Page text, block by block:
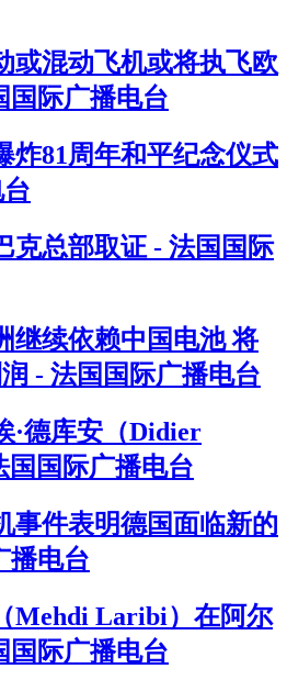
或混动飞机或将执飞欧
国际广播电台
炸81周年和平纪念仪式
克总部取证 - 法国国际
继续依赖中国电池 将
- 法国国际广播电台
·德库安（Didier
国国际广播电台
事件表明德国面临新的
播电台
Mehdi Laribi）在阿尔
国际广播电台